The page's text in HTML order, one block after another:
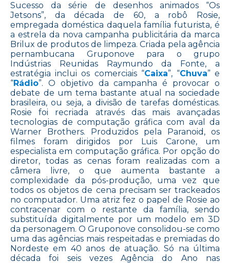
Sucesso da série de desenhos animados “Os
Jetsons”, da década de 60, a robô Rosie,
empregada doméstica daquela família futurista, é
a estrela da nova campanha publicitária da marca
Brilux de produtos de limpeza. Criada pela agência
pernambucana Gruponove para o grupo
Indústrias Reunidas Raymundo da Fonte, a
estratégia inclui os comerciais “Caixa”, “Chuva” e
“Rádio”. O objetivo da campanha é provocar o
debate de um tema bastante atual na sociedade
brasileira, ou seja, a divisão de tarefas domésticas.
Rosie foi recriada através das mais avançadas
tecnologias de computação gráfica com aval da
Warner Brothers. Produzidos pela Paranoid, os
filmes foram dirigidos por Luis Carone, um
especialista em computação gráfica. Por opção do
diretor, todas as cenas foram realizadas com a
câmera livre, o que aumenta bastante a
complexidade da pós-produção, uma vez que
todos os objetos de cena precisam ser trackeados
no computador. Uma atriz fez o papel de Rosie ao
contracenar com o restante da família, sendo
substituída digitalmente por um modelo em 3D
da personagem. O Gruponove consolidou-se como
uma das agências mais respeitadas e premiadas do
Nordeste em 40 anos de atuação. Só na última
década foi seis vezes Agência do Ano nas